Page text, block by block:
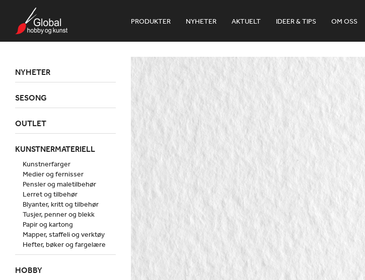
PRODUKTER NYHETER AKTUELT IDEER & TIPS OM OSS
NYHETER
SESONG
OUTLET
KUNSTNERMATERIELL
Kunstnerfarger
Medier og fernisser
Pensler og maletilbehør
Lerret og tilbehør
Blyanter, kritt og tilbehør
Tusjer, penner og blekk
Papir og kartong
Mapper, staffeli og verktøy
Hefter, bøker og fargelære
HOBBY